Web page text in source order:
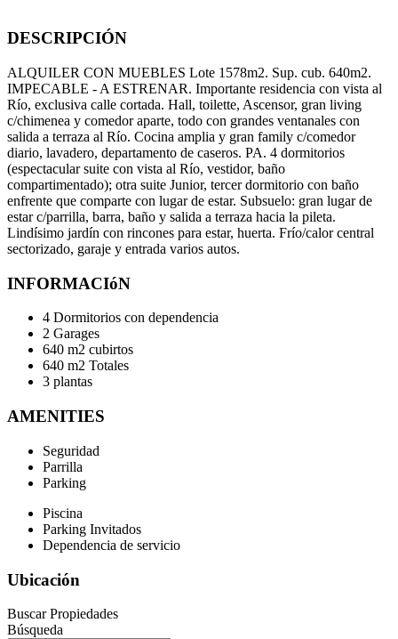
DESCRIPCIÓN
ALQUILER CON MUEBLES Lote 1578m2. Sup. cub. 640m2.
IMPECABLE - A ESTRENAR. Importante residencia con vista al
Río, exclusiva calle cortada. Hall, toilette, Ascensor, gran living
c/chimenea y comedor aparte, todo con grandes ventanales con
salida a terraza al Río. Cocina amplia y gran family c/comedor
diario, lavadero, departamento de caseros. PA. 4 dormitorios
(espectacular suite con vista al Río, vestidor, baño
compartimentado); otra suite Junior, tercer dormitorio con baño
enfrente que comparte con lugar de estar. Subsuelo: gran lugar de
estar c/parrilla, barra, baño y salida a terraza hacia la pileta.
Lindísimo jardín con rincones para estar, huerta. Frío/calor central
sectorizado, garaje y entrada varios autos.
INFORMACIóN
4 Dormitorios con dependencia
2 Garages
640 m2 cubirtos
640 m2 Totales
3 plantas
AMENITIES
Seguridad
Parrilla
Parking
Piscina
Parking Invitados
Dependencia de servicio
Ubicación
Buscar Propiedades
Búsqueda